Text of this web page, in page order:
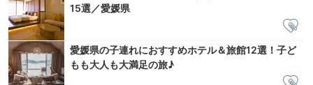
15選／愛媛県
愛媛県の子連れにおすすめホテル＆旅館12選！子ど
もも大人も大満足の旅♪